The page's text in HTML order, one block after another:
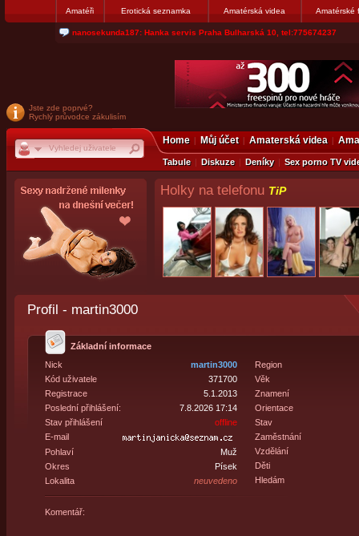
Amatéři Erotická seznamka Amatérská videa Amatérské
jjoseff: Najde se par, ktery nekdy přemýšlel o divákovi. Napiste
Jste zde poprvé?
Rychlý průvodce zákulisím
Home Můj účet Amaterská videa
Tabule Diskuze Deníky Sex porno TV
Holky na telefonu TiP
Profil - martin3000
Základní informace
Nick
martin3000
Kód uživatele
371700
Registrace
5.1.2013
Poslední přihlášení:
7.8.2026 17:14
Stav přihlášení
offline
E-mail
Pohlaví
Muž
Okres
Písek
Lokalita
neuvedeno
Region
Věk
Znamení
Orientace
Stav
Zaměstnání
Vzdělání
Děti
Hledám
Komentář: